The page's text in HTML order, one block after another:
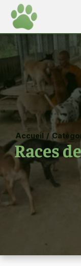
Accueil /
Races